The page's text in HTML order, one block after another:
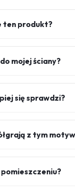
ten produkt?
mojej ściany?
się sprawdzi?
z tym